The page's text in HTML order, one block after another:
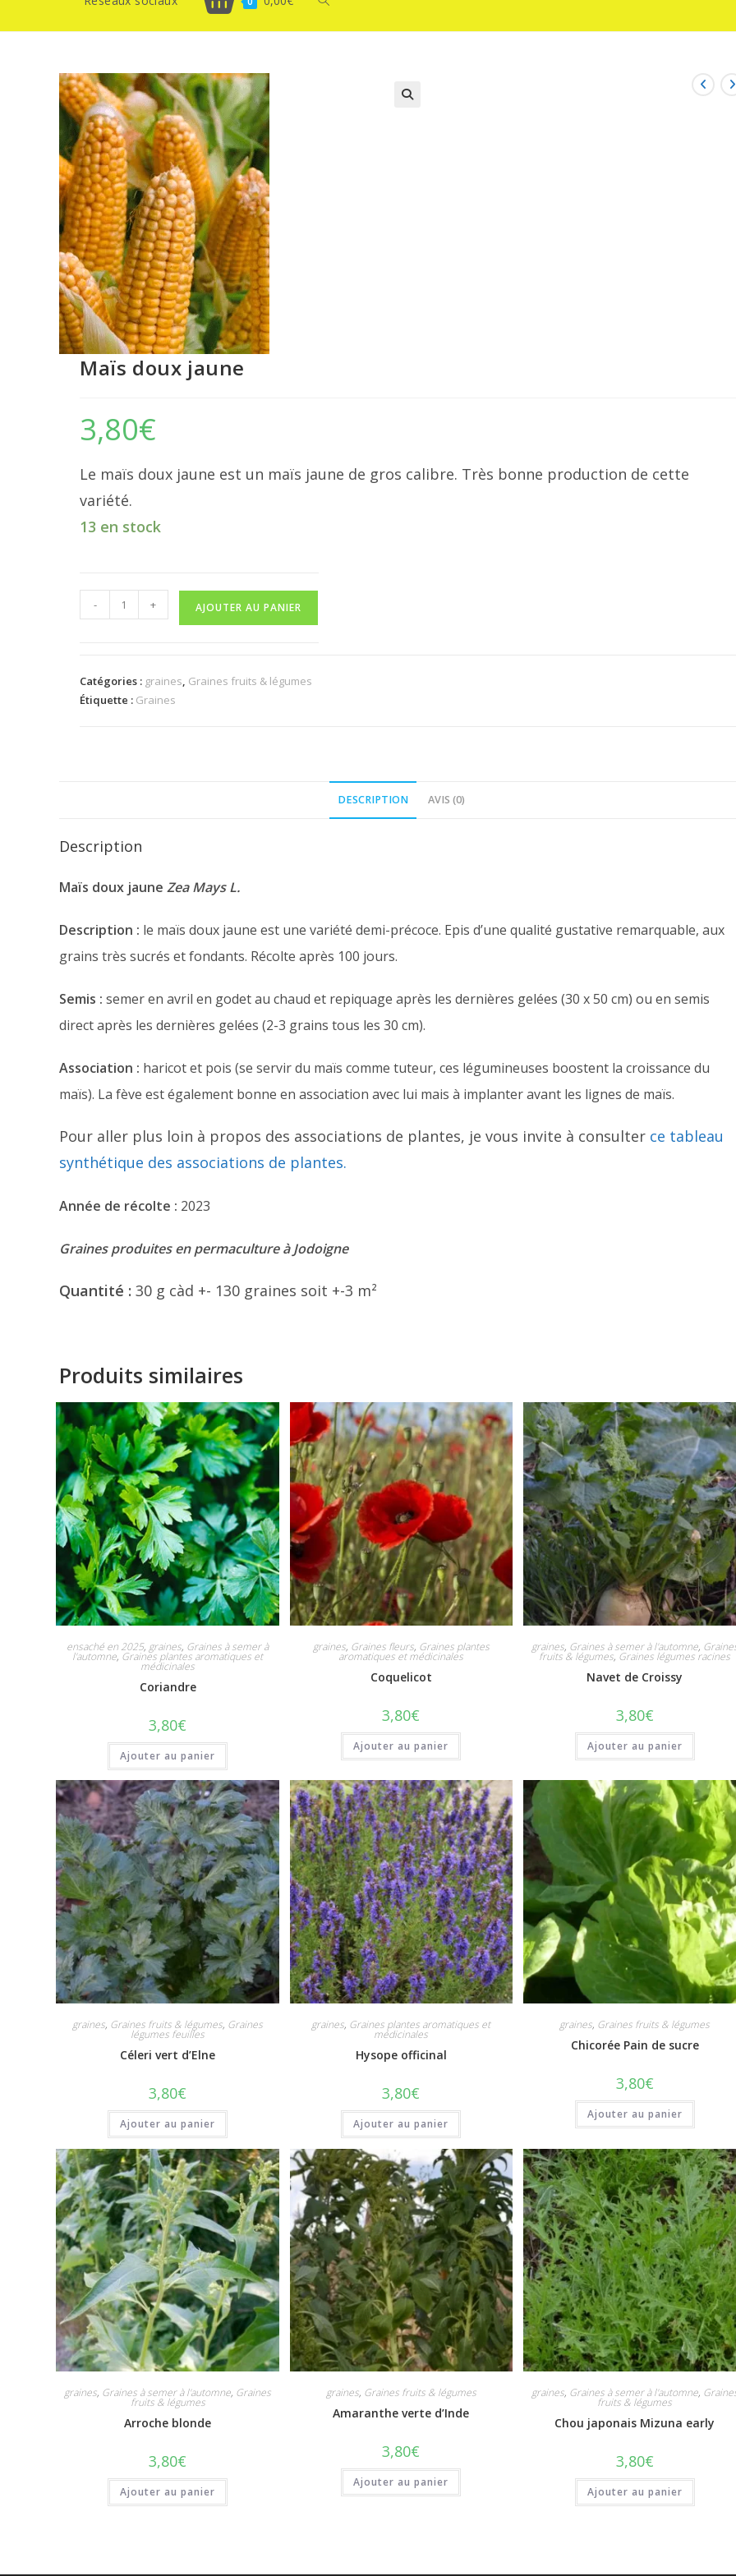
Maïs doux jaune
3,80€
Le maïs doux jaune est un maïs jaune de gros calibre. Très bonne production de cette
variété.
13 en stock
de
jaune
- + AJOUTER AU PANIER
Catégories : graines, Graines fruits & légumes
Étiquette : Graines
DESCRIPTION AVIS (0)
Description
Maïs doux jaune Zea Mays L.
Description : le maïs doux jaune est une variété demi-précoce. Epis d’une qualité gustative remarquable, aux
grains très sucrés et fondants. Récolte après 100 jours.
Semis : semer en avril en godet au chaud et repiquage après les dernières gelées (30 x 50 cm) ou en semis
direct après les dernières gelées (2-3 grains tous les 30 cm).
Association : haricot et pois (se servir du maïs comme tuteur, ces légumineuses boostent la croissance du
maïs). La fève est également bonne en association avec lui mais à implanter avant les lignes de maïs.
Pour aller plus loin à propos des associations de plantes, je vous invite à consulter ce tableau
synthétique des associations de plantes.
Année de récolte : 2023
Graines produites en permaculture à Jodoigne
Quantité : 30 g càd +- 130 graines soit +-3 m²
Produits similaires
ensaché en 2025, graines, Graines à semer à
l'automne, Graines plantes aromatiques et
médicinales
Coriandre
3,80€
Ajouter au panier
graines, Graines fleurs, Graines plantes
aromatiques et médicinales
Coquelicot
3,80€
Ajouter au panier
graines, Graines à semer à l'automne,
fruits & légumes, Graines légumes racines
Navet de Croissy
3,80€
Ajouter au panier
graines, Graines fruits & légumes, Graines
légumes feuilles
Céleri vert d’Elne
3,80€
Ajouter au panier
graines, Graines plantes aromatiques et
médicinales
Hysope officinal
3,80€
Ajouter au panier
graines, Graines fruits & légumes
Chicorée Pain de sucre
3,80€
Ajouter au panier
graines, Graines à semer à l'automne, Graines
fruits & légumes
Arroche blonde
3,80€
Ajouter au panier
graines, Graines fruits & légumes
Amaranthe verte d’Inde
3,80€
Ajouter au panier
graines, Graines à semer à l'automne,
fruits & légumes
Chou japonais Mizuna early
3,80€
Ajouter au panier